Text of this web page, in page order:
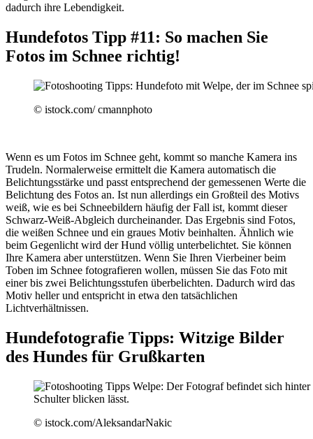
dadurch ihre Lebendigkeit.
Hundefotos Tipp #11: So machen Sie
Fotos im Schnee richtig!
© istock.com/ cmannphoto
Wenn es um Fotos im Schnee geht, kommt so manche Kamera ins
Trudeln. Normalerweise ermittelt die Kamera automatisch die
Belichtungsstärke und passt entsprechend der gemessenen Werte die
Belichtung des Fotos an. Ist nun allerdings ein Großteil des Motivs
weiß, wie es bei Schneebildern häufig der Fall ist, kommt dieser
Schwarz-Weiß-Abgleich durcheinander. Das Ergebnis sind Fotos,
die weißen Schnee und ein graues Motiv beinhalten. Ähnlich wie
beim Gegenlicht wird der Hund völlig unterbelichtet. Sie können
Ihre Kamera aber unterstützen. Wenn Sie Ihren Vierbeiner beim
Toben im Schnee fotografieren wollen, müssen Sie das Foto mit
einer bis zwei Belichtungsstufen überbelichten. Dadurch wird das
Motiv heller und entspricht in etwa den tatsächlichen
Lichtverhältnissen.
Hundefotografie Tipps: Witzige Bilder
des Hundes für Grußkarten
© istock.com/AleksandarNakic